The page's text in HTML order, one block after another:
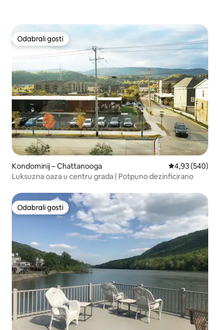
Odabrali gosti
Odabrali gosti
Kondominij – Chattanooga Prosječna
4,93 (540)
Luksuzna oaza u centru grada | Potpuno dezinficirano
Odabrali gosti
Odabrali gosti